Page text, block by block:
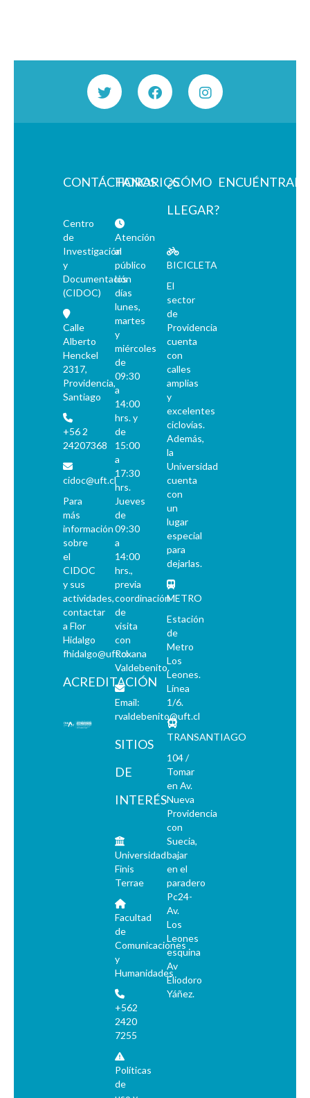
CONTÁCTANOS
Centro
de
Investigación
y
Documentación
(CIDOC)
Calle
Alberto
Henckel
2317,
Providencia,
Santiago
+56 2
24207368
cidoc@uft.cl
Para
más
información
sobre
el
CIDOC
y sus
actividades,
contactar
a Flor
Hidalgo
fhidalgo@uft.cl
ACREDITACIÓN
HORARIOS
Atención
al
público
los
días
lunes,
martes
y
miércoles
de
09:30
a
14:00
hrs. y
de
15:00
a
17:30
hrs.
Jueves
de
09:30
a
14:00
hrs.,
previa
coordinación
de
visita
con
Roxana
Valdebenito.
Email:
rvaldebenito@uft.cl
SITIOS
DE
INTERÉS
Universidad
Finis
Terrae
Facultad
de
Comunicaciones
y
Humanidades
+562
2420
7255
Políticas
de
¿CÓMO
LLEGAR?
BICICLETA
El
sector
de
Providencia
cuenta
con
calles
amplias
y
excelentes
ciclovías.
Además,
la
Universidad
cuenta
con
un
lugar
especial
para
dejarlas.
METRO
Estación
de
Metro
Los
Leones.
Línea
1/6.
TRANSANTIAGO
104 /
Tomar
en Av.
Nueva
Providencia
con
Suecia,
bajar
en el
paradero
Pc24-
Av.
Los
Leones
esquina
Av
Eliodoro
Yáñez.